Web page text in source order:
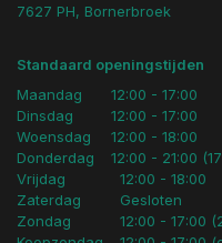
7627 PH, Bornerbroek
Standaard openingstijden
Maandag
Dinsdag
Woensdag
Donderdag
12:00 - 17:00
12:00 - 17:00
12:00 - 18:00
12:00 - 21:00
Vrijdag
Zaterdag
Zondag
12:00 - 18:00
Gesloten
12:00 - 17:00